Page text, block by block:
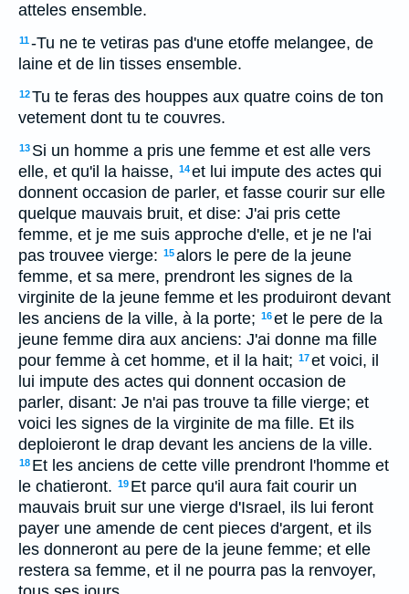
atteles ensemble.
11-Tu ne te vetiras pas d'une etoffe melangee, de
laine et de lin tisses ensemble.
12Tu te feras des houppes aux quatre coins de ton
vetement dont tu te couvres.
13 Si un homme a pris une femme et est alle vers
elle, et qu'il la haisse, 14et lui impute des actes qui
donnent occasion de parler, et fasse courir sur elle
quelque mauvais bruit, et dise: J'ai pris cette
femme, et je me suis approche d'elle, et je ne l'ai
pas trouvee vierge: 15alors le pere de la jeune
femme, et sa mere, prendront les signes de la
virginite de la jeune femme et les produiront devant
les anciens de la ville, à la porte; 16et le pere de la
jeune femme dira aux anciens: J'ai donne ma fille
pour femme à cet homme, et il la hait; 17et voici, il
lui impute des actes qui donnent occasion de
parler, disant: Je n'ai pas trouve ta fille vierge; et
voici les signes de la virginite de ma fille. Et ils
deploieront le drap devant les anciens de la ville.
18 Et les anciens de cette ville prendront l'homme et
le chatieront. 19 Et parce qu'il aura fait courir un
mauvais bruit sur une vierge d'Israel, ils lui feront
payer une amende de cent pieces d'argent, et ils
les donneront au pere de la jeune femme; et elle
restera sa femme, et il ne pourra pas la renvoyer,